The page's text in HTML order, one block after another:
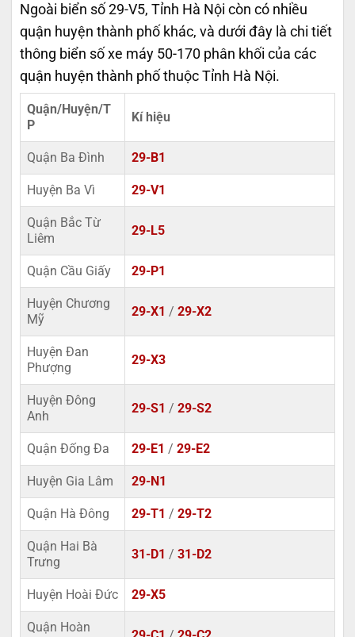
Ngoài biển số 29-V5, Tỉnh Hà Nội còn có nhiều
quận huyện thành phố khác, và dưới đây là chi tiết
thông biển số xe máy 50-170 phân khối của các
quận huyện thành phố thuộc Tỉnh Hà Nội.
Quận/Huyện/T
P
Kí hiệu
Quận Ba Đình 29-B1
Huyện Ba Vì 29-V1
Quận Bắc Từ
Liêm
29-L5
Quận Cầu Giấy 29-P1
Huyện Chương
Mỹ
29-X1 / 29-X2
Huyện Đan
Phượng
29-X3
Huyện Đông
Anh
29-S1 / 29-S2
Quận Đống Đa 29-E1 / 29-E2
Huyện Gia Lâm 29-N1
Quận Hà Đông 29-T1 / 29-T2
Quận Hai Bà
Trưng
31-D1 / 31-D2
Huyện Hoài Đức 29-X5
Quận Hoàn